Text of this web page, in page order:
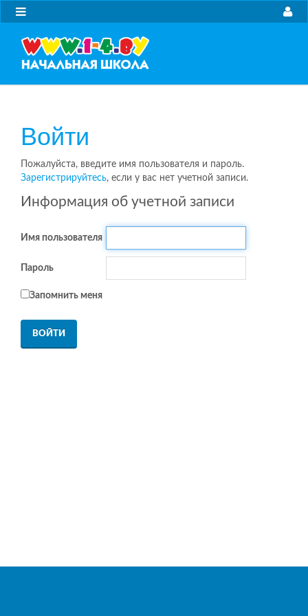
Войти
Пожалуйста, введите имя пользователя и пароль.
Зарегистрируйтесь, если у вас нет учетной записи.
Информация об учетной записи
Имя пользователя
Пароль
Запомнить меня
ВОЙТИ